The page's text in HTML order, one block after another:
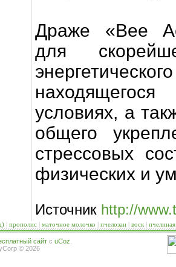
Драже «Bee
для
условиях, а
общего
стрессовых
физических и
Источник http://
прополис маточное молочко пчелозан воск
сайт с uCoz
© 2026